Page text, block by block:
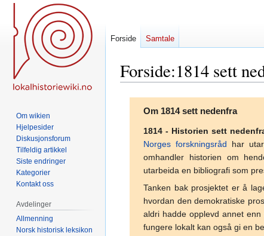
Forside:1814 sett
Hopp
Hopp
Om 1814 sett nedenfra
1814 - Historien sett
Norges forskningsråd har
omhandler historien om
utarbeida en bibliografi som
Tanken bak prosjektet er å
hvordan den demokratiske
aldri hadde opplevd annet
fungere lokalt kan også gi en
Forside Samtale
Om wikien
Hjelpesider
Diskusjonsforum
Tilfeldig artikkel
Siste endringer
Kategorier
Kontakt oss
Avdelinger
Allmenning
Norsk historisk leksikon